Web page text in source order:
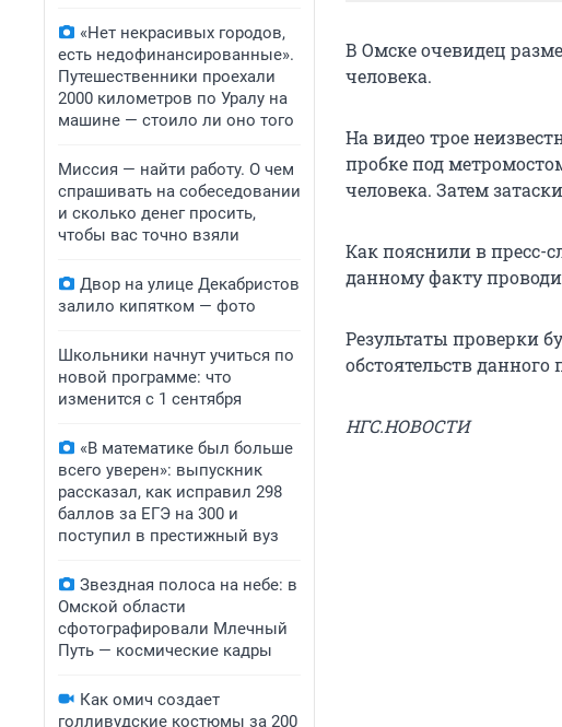
«Нет некрасивых городов,
есть недофинансированные».
Путешественники проехали
2000 километров по Уралу на
машине — стоило ли оно того
Миссия — найти работу. О чем
спрашивать на собеседовании
и сколько денег просить,
чтобы вас точно взяли
Двор на улице Декабристов
залило кипятком — фото
Школьники начнут учиться по
новой программе: что
изменится с 1 сентября
«В математике был больше
всего уверен»: выпускник
рассказал, как исправил 298
баллов за ЕГЭ на 300 и
поступил в престижный вуз
Звездная полоса на небе: в
Омской области
сфотографировали Млечный
Путь — космические кадры
Как омич создает
голливудские костюмы за 200
В Омске очевидец
человека.
На видео трое
пробке под
человека. Затем
Как пояснили в пресс-
данному факту
Результаты проверки
обстоятельств
НГС.НОВОСТИ